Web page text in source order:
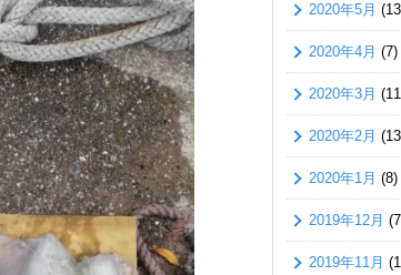
2020年5月
2020年4月 (7)
2020年3月
2020年2月
2020年1月 (8)
2019年12月
2019年11月